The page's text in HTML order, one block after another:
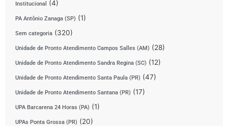
Institucional (4)
PA Antônio Zanaga (SP) (1)
Sem categoria (320)
Unidade de Pronto Atendimento Campos Salles (AM) (28)
Unidade de Pronto Atendimento Sandra Regina (SC) (12)
Unidade de Pronto Atendimento Santa Paula (PR) (47)
Unidade de Pronto Atendimento Santana (PR) (17)
UPA Barcarena 24 Horas (PA) (1)
UPAs Ponta Grossa (PR) (20)